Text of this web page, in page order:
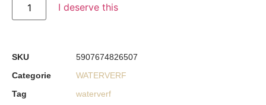
I deserve this
SKU
5907674826507
Categorie
WATERVERF
Tag
waterverf